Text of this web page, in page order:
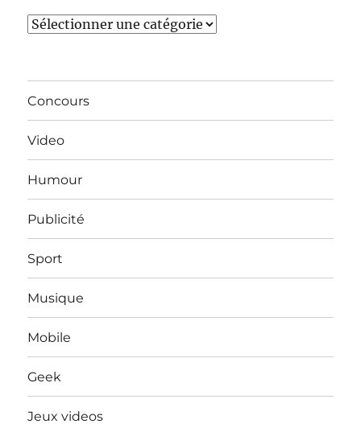
Catégories
Concours
Video
Humour
Publicité
Sport
Musique
Mobile
Geek
Jeux videos